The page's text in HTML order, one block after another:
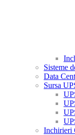
Sisteme
Data
Sursa
Inchirieri